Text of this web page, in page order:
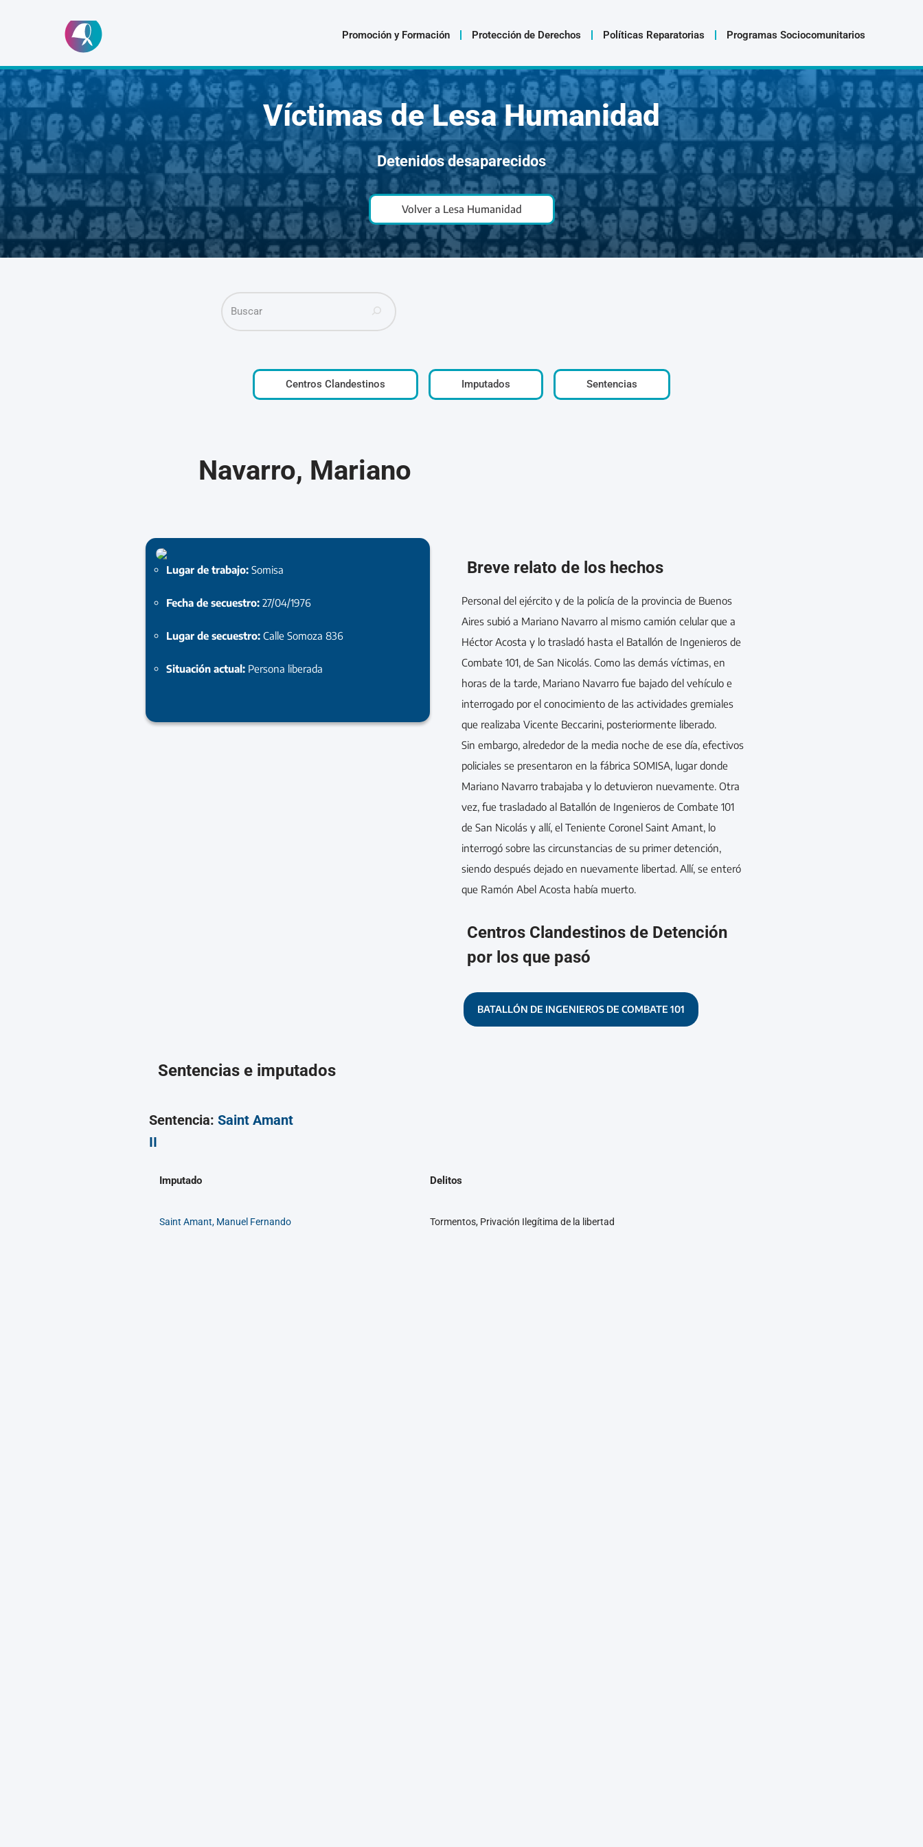
al
contenido
Promoción y Formación Protección de Derechos Políticas Reparatorias Programas Sociocomunitarios
Víctimas de Lesa Humanidad
Detenidos desaparecidos
Volver a Lesa Humanidad
Centros Clandestinos Imputados Sentencias
Navarro, Mariano
Lugar de trabajo:Somisa
Fecha de secuestro:27/04/1976
Lugar de secuestro:Calle Somoza 836
Situación actual: Persona liberada
Breve relato de los hechos
Personal del ejército y de la policía de la provincia de Buenos
Aires subió a Mariano Navarro al mismo camión celular que a
Héctor Acosta y lo trasladó hasta el Batallón de Ingenieros de
Combate 101, de San Nicolás. Como las demás víctimas, en
horas de la tarde, Mariano Navarro fue bajado del vehículo e
interrogado por el conocimiento de las actividades gremiales
que realizaba Vicente Beccarini, posteriormente liberado.
Sin embargo, alrededor de la media noche de ese día, efectivos
policiales se presentaron en la fábrica SOMISA, lugar donde
Mariano Navarro trabajaba y lo detuvieron nuevamente. Otra
vez, fue trasladado al Batallón de Ingenieros de Combate 101
de San Nicolás y allí, el Teniente Coronel Saint Amant, lo
interrogó sobre las circunstancias de su primer detención,
siendo después dejado en nuevamente libertad. Allí, se enteró
que Ramón Abel Acosta había muerto.
Centros Clandestinos de Detención
por los que pasó
BATALLÓN DE INGENIEROS DE COMBATE 101
Sentencias e imputados
Sentencia: Saint Amant
II
Imputado Delitos
Saint Amant, Manuel Fernando Tormentos, Privación Ilegítima de la libertad